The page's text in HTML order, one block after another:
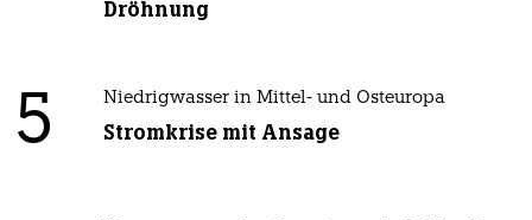
Dröhnung
5 Niedrigwasser in Mittel- und Osteuropa
Stromkrise mit Ansage